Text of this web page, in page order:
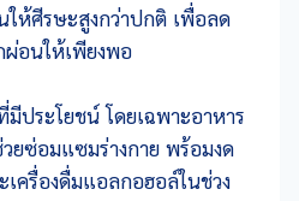
ห้ศีรษะสูงกว่าปกติ เพื่อลด
อนให้เพียงพอ
ประโยชน์ โดยเฉพาะอาหาร
ยซ่อมแซมร่างกาย พร้อมงด
ครื่องดื่มแอลกอฮอล์ในช่วง